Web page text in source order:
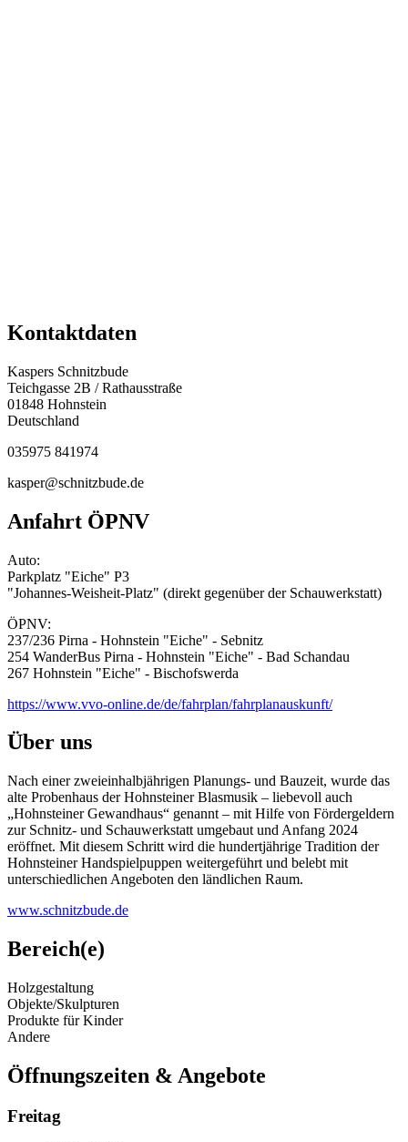
Kontaktdaten
Kaspers Schnitzbude
Teichgasse 2B / Rathausstraße
01848 Hohnstein
Deutschland
035975 841974
kasper@schnitzbude.de
Anfahrt ÖPNV
Auto:
Parkplatz "Eiche" P3
"Johannes-Weisheit-Platz" (direkt gegenüber der Schauwerkstatt)
ÖPNV:
237/236 Pirna - Hohnstein "Eiche" - Sebnitz
254 WanderBus Pirna - Hohnstein "Eiche" - Bad Schandau
267 Hohnstein "Eiche" - Bischofswerda
https://www.vvo-online.de/de/fahrplan/fahrplanauskunft/
Über uns
Nach einer zweieinhalbjährigen Planungs- und Bauzeit, wurde das
alte Probenhaus der Hohnsteiner Blasmusik – liebevoll auch
„Hohnsteiner Gewandhaus“ genannt – mit Hilfe von Fördergeldern
zur Schnitz- und Schauwerkstatt umgebaut und Anfang 2024
eröffnet. Mit diesem Schritt wird die hundertjährige Tradition der
Hohnsteiner Handspielpuppen weitergeführt und belebt mit
unterschiedlichen Angeboten den ländlichen Raum.
www.schnitzbude.de
Bereich(e)
Holzgestaltung
Objekte/Skulpturen
Produkte für Kinder
Andere
Öffnungszeiten & Angebote
Freitag